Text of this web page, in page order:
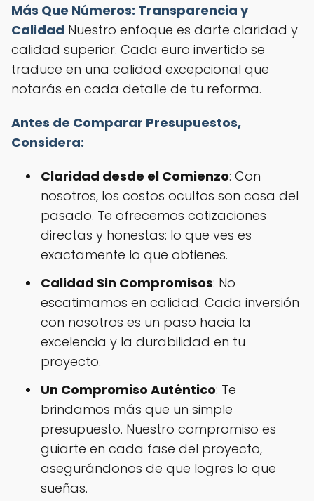
Más Que Números: Transparencia y
Calidad Nuestro enfoque es darte claridad y
calidad superior. Cada euro invertido se
traduce en una calidad excepcional que
notarás en cada detalle de tu reforma.
Antes de Comparar Presupuestos,
Considera:
Claridad desde el Comienzo: Con
nosotros, los costos ocultos son cosa del
pasado. Te ofrecemos cotizaciones
directas y honestas: lo que ves es
exactamente lo que obtienes.
Calidad Sin Compromisos: No
escatimamos en calidad. Cada inversión
con nosotros es un paso hacia la
excelencia y la durabilidad en tu
proyecto.
Un Compromiso Auténtico: Te
brindamos más que un simple
presupuesto. Nuestro compromiso es
guiarte en cada fase del proyecto,
asegurándonos de que logres lo que
sueñas.